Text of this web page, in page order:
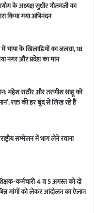
के अध्यक्ष सुधीर गौतमजी का
किया गया अभिनंदन
में चांपा के खिलाड़ियों का जलवा, 18
नगर और प्रदेश का मान
महेश राठौर और तरणीश साहू को
रक्त की हर बूंद से लिख रहे हैं
सम्मेलन में भाग लेने रवाना
कर्मचारी 4 व 5 अगस्त को दो
मांगों को लेकर आंदोलन का ऐलान